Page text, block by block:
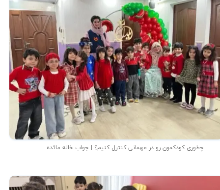
چطوری کودکمون رو در مهمانی کنترل کنیم؟ | جواب خاله مائده